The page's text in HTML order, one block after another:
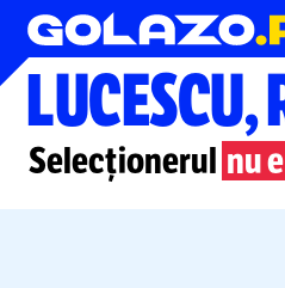
Nationala
LUCESCU,
Selecționerul nu